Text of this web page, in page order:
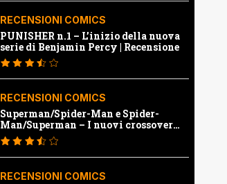
RECENSIONI COMICS
PUNISHER n.1 – L’inizio della nuova
serie di Benjamin Percy | Recensione
RECENSIONI COMICS
Superman/Spider-Man e Spider-
Man/Superman – I nuovi crossover
Marvel e Dc | Recensione
RECENSIONI COMICS